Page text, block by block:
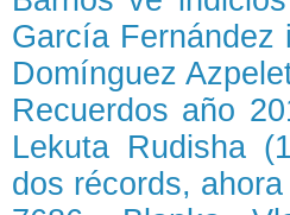
García Fernández
Domínguez
Recuerdos año
Lekuta Rudisha
dos récords,